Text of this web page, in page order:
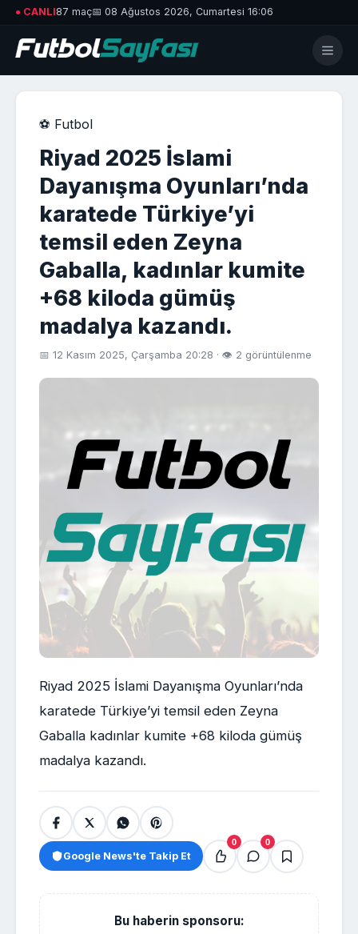
● CANLI87 maç📅 08 Ağustos 2026, Cumartesi 16:06
⚽ Futbol
Riyad 2025 İslami
Dayanışma Oyunları’nda
karatede Türkiye’yi
temsil eden Zeyna
Gaballa, kadınlar kumite
+68 kiloda gümüş
madalya kazandı.
📅 12 Kasım 2025, Çarşamba 20:28 · 👁 2 görüntülenme
Riyad 2025 İslami Dayanışma Oyunları’nda
karatede Türkiye’yi temsil eden Zeyna
Gaballa kadınlar kumite +68 kiloda gümüş
madalya kazandı.
Google News'te Takip Et
0 0
Bu haberin sponsoru: